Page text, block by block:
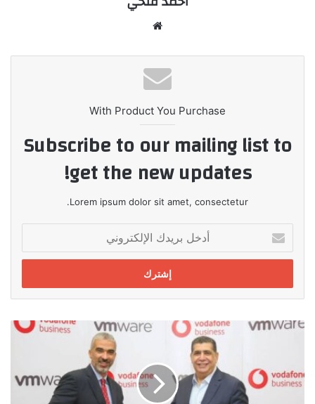
With Product You Purchase
Subscribe to our mailing list to
get the new updates!
Lorem ipsum dolor sit amet, consectetur.
بريدك
الإلكتروني
"فودافون
خدمة
SD-